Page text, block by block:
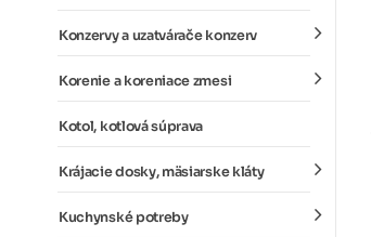
Konzervy a uzatvárače konzerv
Korenie a koreniace zmesi
Kotol, kotlová súprava
Krájacie dosky, mäsiarske kláty
Kuchynské potreby